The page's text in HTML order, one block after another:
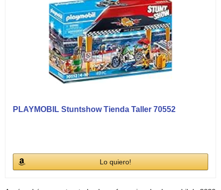
PLAYMOBIL Stuntshow Tienda Taller 70552
Lo quiero!